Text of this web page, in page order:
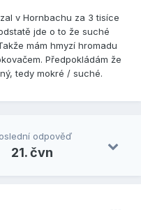
v Hornbachu za 3 tisíce
jde o to že suché
mám hmyzí hromadu
Předpokládám že
tedy mokré / suché.
odpověď
21. čvn